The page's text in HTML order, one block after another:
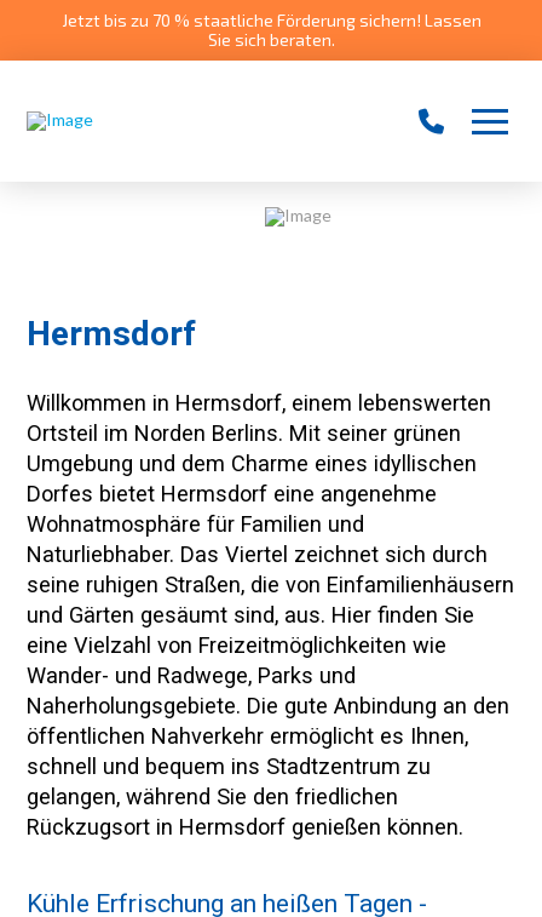
Jetzt bis zu 70 % staatliche Förderung sichern! Lassen
Sie sich beraten.
Hermsdorf
Willkommen in Hermsdorf, einem lebenswerten
Ortsteil im Norden Berlins. Mit seiner grünen
Umgebung und dem Charme eines idyllischen
Dorfes bietet Hermsdorf eine angenehme
Wohnatmosphäre für Familien und
Naturliebhaber. Das Viertel zeichnet sich durch
seine ruhigen Straßen, die von Einfamilienhäusern
und Gärten gesäumt sind, aus. Hier finden Sie
eine Vielzahl von Freizeitmöglichkeiten wie
Wander- und Radwege, Parks und
Naherholungsgebiete. Die gute Anbindung an den
öffentlichen Nahverkehr ermöglicht es Ihnen,
schnell und bequem ins Stadtzentrum zu
gelangen, während Sie den friedlichen
Rückzugsort in Hermsdorf genießen können.
Kühle Erfrischung an heißen Tagen -